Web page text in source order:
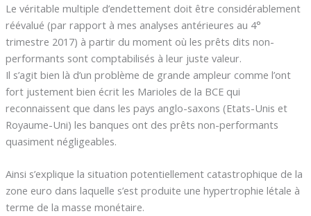
Le véritable multiple d’endettement doit être considérablement
réévalué (par rapport à mes analyses antérieures au 4°
trimestre 2017) à partir du moment où les prêts dits non-
performants sont comptabilisés à leur juste valeur.
Il s’agit bien là d’un problème de grande ampleur comme l’ont
fort justement bien écrit les Marioles de la BCE qui
reconnaissent que dans les pays anglo-saxons (Etats-Unis et
Royaume-Uni) les banques ont des prêts non-performants
quasiment négligeables.
Ainsi s’explique la situation potentiellement catastrophique de la
zone euro dans laquelle s’est produite une hypertrophie létale à
terme de la masse monétaire.